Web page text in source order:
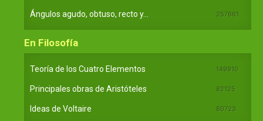
Ángulos agudo, obtuso, recto y... 257661
En Filosofía
Teoría de los Cuatro Elementos 149910
Principales obras de Aristóteles 82125
Ideas de Voltaire 80723